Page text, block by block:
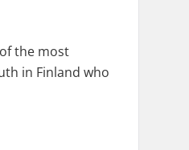
the most
in Finland who